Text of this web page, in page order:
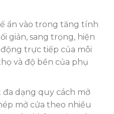
ẩn vào trong tăng tính
giản, sang trọng, hiện
trực tiếp của môi
và độ bền của phụ
đa dạng quy cách mở
mở cửa theo nhiều